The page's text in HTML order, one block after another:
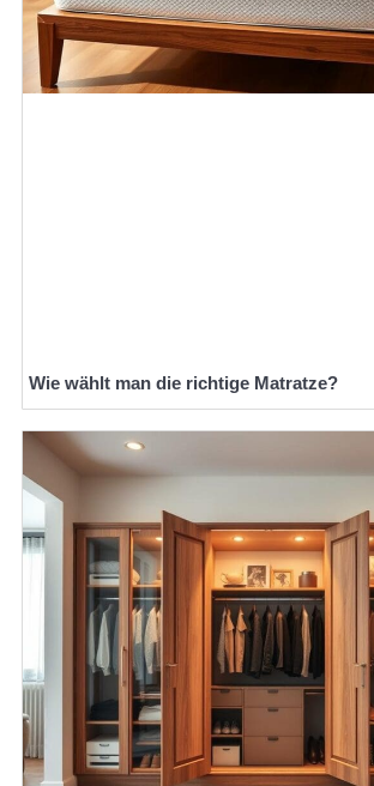
Wie wählt man die richtige Matratze?